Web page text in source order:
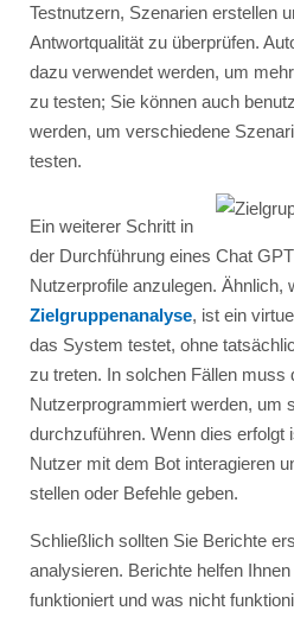
Testnutzern, Szenarien erstellen
Antwortqualität zu überprüfen.
dazu verwendet werden, um
zu testen; Sie können auch
werden, um verschiedene
testen.
Ein weiterer Schritt in
der Durchführung eines Chat
Nutzerprofile anzulegen. Ähnlich,
Zielgruppenanalyse, ist ein
das System testet, ohne
zu treten. In solchen Fällen muss
Nutzerprogrammiert werden, um
durchzuführen. Wenn dies erfolgt
Nutzer mit dem Bot interagieren
stellen oder Befehle geben.
Schließlich sollten Sie Berichte
analysieren. Berichte helfen
funktioniert und was nicht